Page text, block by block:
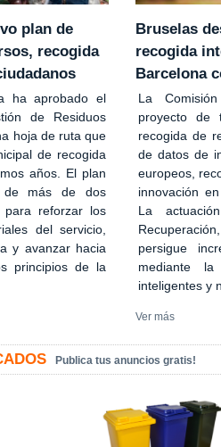
plan de
recogida
ha aprobado el
de Residuos
hoja de ruta que
de recogida
años. El plan
de más de dos
para reforzar los
del servicio,
y avanzar hacia
principios de la
Bruselas
recogida
Barcelona
La
proyecto de
recogida de
de datos de
europeos,
innovación
La
persigue
mediante la
inteligentes y
Ver más
Publica tus anuncios gratis!